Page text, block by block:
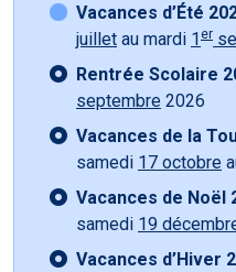
Vacances d’Été
juillet au mardi 1 er
Rentrée Scolaire
septembre 2026
Vacances de la
samedi 17 octobre
Vacances de Noël
samedi 19
Vacances d’Hiver